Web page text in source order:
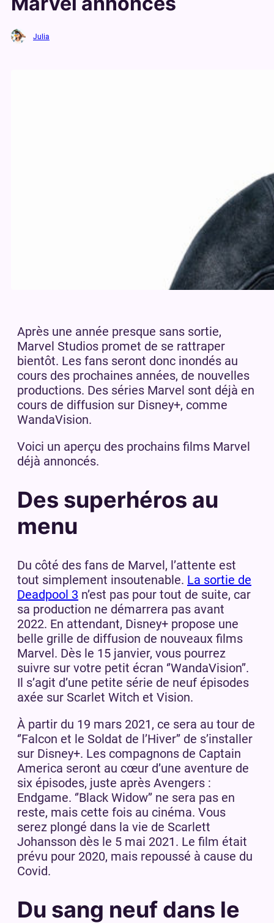
Julia
Après une année presque sans sortie,
Marvel Studios promet de se rattraper
bientôt. Les fans seront donc inondés au
cours des prochaines années, de nouvelles
productions. Des séries Marvel sont déjà en
cours de diffusion sur Disney+, comme
WandaVision.
Voici un aperçu des prochains films Marvel
déjà annoncés.
Des superhéros au
menu
Du côté des fans de Marvel, l’attente est
tout simplement insoutenable. La sortie de
Deadpool 3 n’est pas pour tout de suite, car
sa production ne démarrera pas avant
2022. En attendant, Disney+ propose une
belle grille de diffusion de nouveaux films
Marvel. Dès le 15 janvier, vous pourrez
suivre sur votre petit écran ‘’WandaVision’’.
Il s’agit d’une petite série de neuf épisodes
axée sur Scarlet Witch et Vision.
À partir du 19 mars 2021, ce sera au tour de
‘’Falcon et le Soldat de l’Hiver’’ de s’installer
sur Disney+. Les compagnons de Captain
America seront au cœur d’une aventure de
six épisodes, juste après Avengers :
Endgame. ‘’Black Widow’’ ne sera pas en
reste, mais cette fois au cinéma. Vous
serez plongé dans la vie de Scarlett
Johansson dès le 5 mai 2021. Le film était
prévu pour 2020, mais repoussé à cause du
Covid.
Du sang neuf dans le